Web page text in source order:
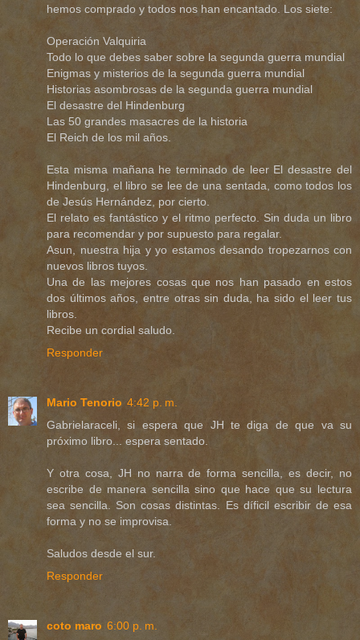
hemos comprado y todos nos han encantado. Los siete:
Operación Valquiria
Todo lo que debes saber sobre la segunda guerra mundial
Enigmas y misterios de la segunda guerra mundial
Historias asombrosas de la segunda guerra mundial
El desastre del Hindenburg
Las 50 grandes masacres de la historia
El Reich de los mil años.
Esta misma mañana he terminado de leer El desastre del
Hindenburg, el libro se lee de una sentada, como todos los
de Jesús Hernández, por cierto.
El relato es fantástico y el ritmo perfecto. Sin duda un libro
para recomendar y por supuesto para regalar.
Asun, nuestra hija y yo estamos desando tropezarnos con
nuevos libros tuyos.
Una de las mejores cosas que nos han pasado en estos
dos últimos años, entre otras sin duda, ha sido el leer tus
libros.
Recibe un cordial saludo.
Responder
Mario Tenorio 4:42 p. m.
Gabrielaraceli, si espera que JH te diga de que va su
próximo libro... espera sentado.
Y otra cosa, JH no narra de forma sencilla, es decir, no
escribe de manera sencilla sino que hace que su lectura
sea sencilla. Son cosas distintas. Es díficil escribir de esa
forma y no se improvisa.
Saludos desde el sur.
Responder
coto maro 6:00 p. m.